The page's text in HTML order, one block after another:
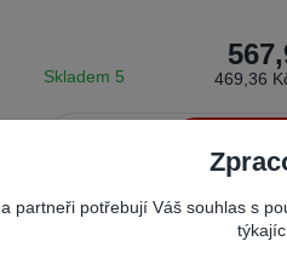
469,36
Skladem 5
partneři potřebují Váš souhlas s